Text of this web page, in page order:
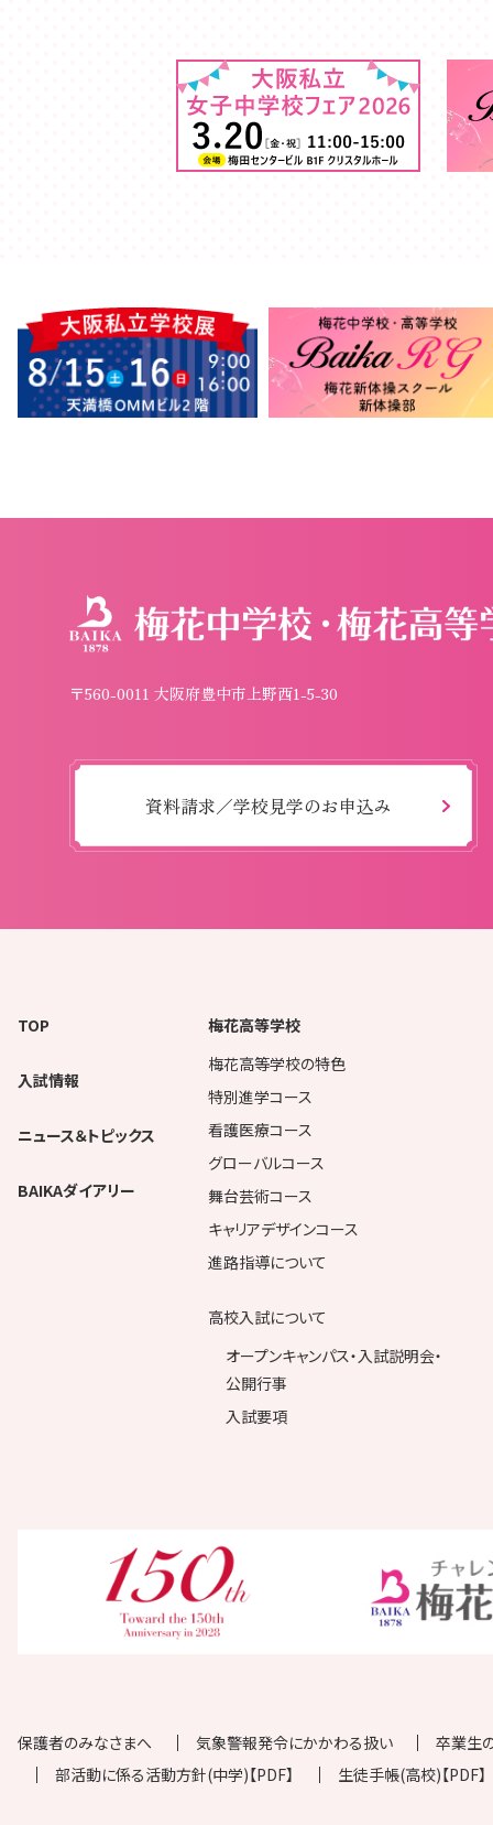
〒560-0011 大阪府豊中市上野西1-5-30
資料請求／学校見学のお申込み
TOP
入試情報
ニュース＆トピックス
BAIKAダイアリー
梅花高等学校
梅花高等学校の特色
特別進学コース
看護医療コース
グローバルコース
舞台芸術コース
キャリアデザインコース
進路指導について
高校入試について
オープンキャンパス・入試説明会・
公開行事
入試要項
保護者のみなさまへ 気象警報発令にかかわる扱い
卒業生
部活動に係る活動方針(中学)【PDF】
生徒手帳(高校)【PDF】